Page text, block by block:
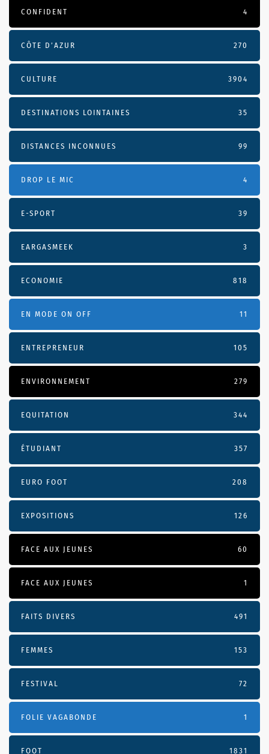
CONFIDENT 4
CÔTE D’AZUR 270
CULTURE 3904
DESTINATIONS LOINTAINES 35
DISTANCES INCONNUES 99
DROP LE MIC 4
E-SPORT 39
EARGASMEEK 3
ECONOMIE 818
EN MODE ON OFF 11
ENTREPRENEUR 105
ENVIRONNEMENT 279
EQUITATION 344
ÉTUDIANT 357
EURO FOOT 208
EXPOSITIONS 126
FACE AUX JEUNES 60
FACE AUX JEUNES 1
FAITS DIVERS 491
FEMMES 153
FESTIVAL 72
FOLIE VAGABONDE 1
FOOT 1831